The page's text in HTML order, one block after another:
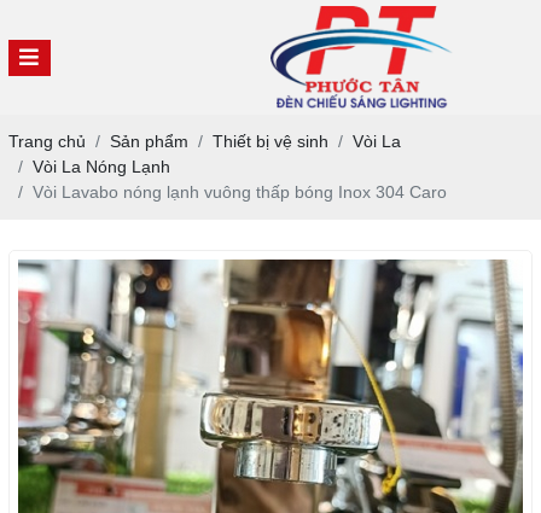
Trang chủ Sản phẩm Thiết bị vệ sinh
Vòi La
Vòi La Nóng Lạnh
Vòi Lavabo nóng lạnh vuông thấp bóng Inox 304 Caro